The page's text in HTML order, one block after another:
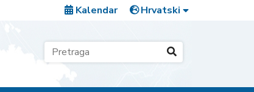
Kalendar